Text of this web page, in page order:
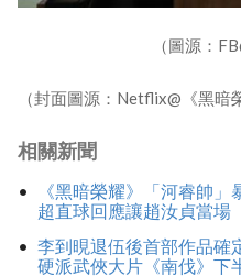
（圖源：
（封面圖源：Netflix@《黑暗
相關新聞
《黑暗榮耀》「河睿帥」
超直球回應讓趙汝貞當場
李到晛退伍後首部作品確
硬派武俠大片《南伐》下